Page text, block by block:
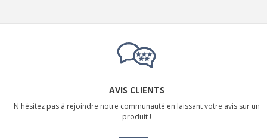
AVIS CLIENTS
N'hésitez pas à rejoindre notre communauté en laissant votre avis sur un
produit !